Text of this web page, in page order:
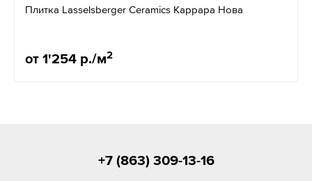
Плитка Lasselsberger Ceramics Каррара Нова
от 1'254 р./м2
+7 (863) 309-13-16